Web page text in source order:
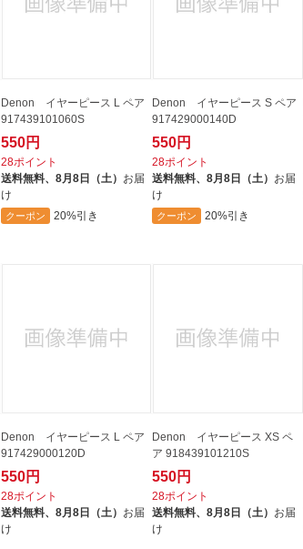
Denon イヤーピース L ペア
917439101060S
550円
28ポイント
送料無料、 8月8日（土） お届
け
クーポン 20%引き
Denon イヤーピース S ペア
917429000140D
550円
28ポイント
送料無料、8月8日（土） お届
け
クーポン 20%引き
Denon イヤーピース L ペア
917429000120D
550円
28ポイント
送料無料、 8月8日（土） お届
け
Denon イヤーピース XS ペ
ア 918439101210S
550円
28ポイント
送料無料、8月8日（土） お届
け